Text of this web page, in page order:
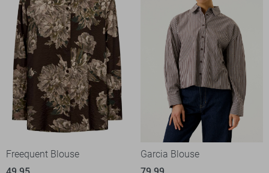
Freequent Blouse
Garcia Blouse